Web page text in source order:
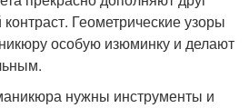
Геометрические узоры
особую изюминку и делают
нужны инструменты и